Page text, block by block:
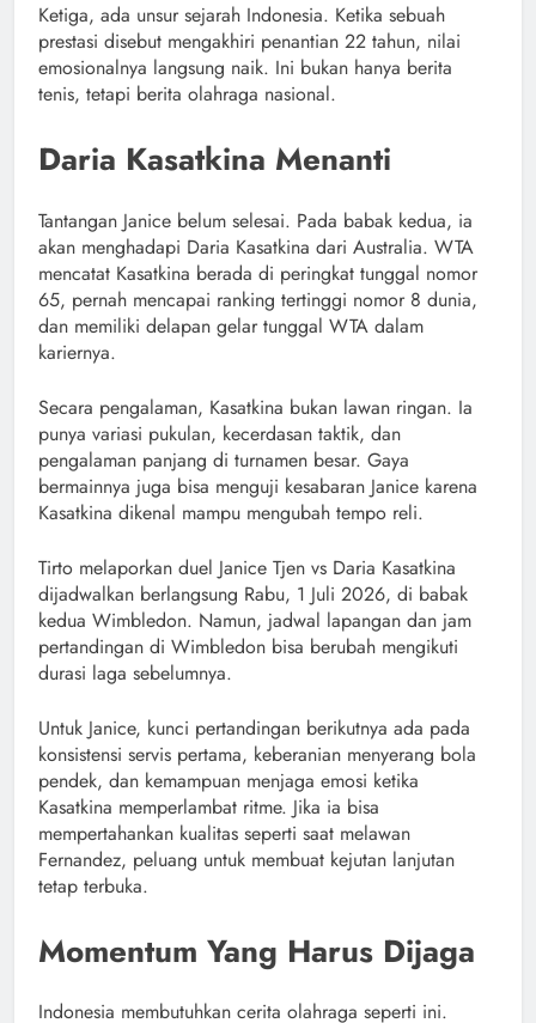
Ketiga, ada unsur sejarah Indonesia. Ketika sebuah
prestasi disebut mengakhiri penantian 22 tahun, nilai
emosionalnya langsung naik. Ini bukan hanya berita
tenis, tetapi berita olahraga nasional.
Daria Kasatkina Menanti
Tantangan Janice belum selesai. Pada babak kedua, ia
akan menghadapi Daria Kasatkina dari Australia. WTA
mencatat Kasatkina berada di peringkat tunggal nomor
65, pernah mencapai ranking tertinggi nomor 8 dunia,
dan memiliki delapan gelar tunggal WTA dalam
kariernya.
Secara pengalaman, Kasatkina bukan lawan ringan. Ia
punya variasi pukulan, kecerdasan taktik, dan
pengalaman panjang di turnamen besar. Gaya
bermainnya juga bisa menguji kesabaran Janice karena
Kasatkina dikenal mampu mengubah tempo reli.
Tirto melaporkan duel Janice Tjen vs Daria Kasatkina
dijadwalkan berlangsung Rabu, 1 Juli 2026, di babak
kedua Wimbledon. Namun, jadwal lapangan dan jam
pertandingan di Wimbledon bisa berubah mengikuti
durasi laga sebelumnya.
Untuk Janice, kunci pertandingan berikutnya ada pada
konsistensi servis pertama, keberanian menyerang bola
pendek, dan kemampuan menjaga emosi ketika
Kasatkina memperlambat ritme. Jika ia bisa
mempertahankan kualitas seperti saat melawan
Fernandez, peluang untuk membuat kejutan lanjutan
tetap terbuka.
Momentum Yang Harus Dijaga
Indonesia membutuhkan cerita olahraga seperti ini.